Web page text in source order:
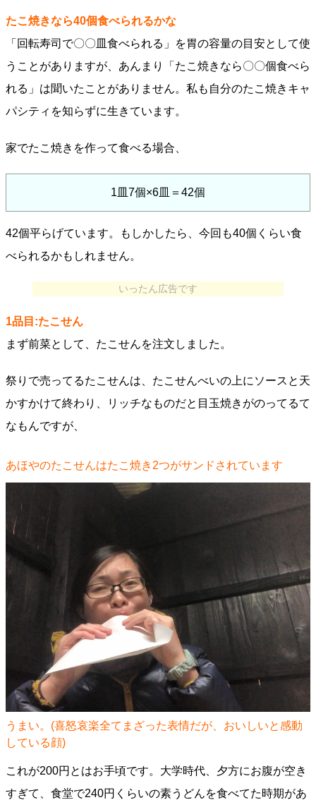
たこ焼きなら40個食べられるかな
「回転寿司で〇〇皿食べられる」を胃の容量の目安として使
うことがありますが、あんまり「たこ焼きなら〇〇個食べら
れる」は聞いたことがありません。私も自分のたこ焼きキャ
パシティを知らずに生きています。
家でたこ焼きを作って食べる場合、
1皿7個×6皿＝42個
42個平らげています。もしかしたら、今回も40個くらい食
べられるかもしれません。
いったん広告です
1品目:たこせん
まず前菜として、たこせんを注文しました。
祭りで売ってるたこせんは、たこせんべいの上にソースと天
かすかけて終わり、リッチなものだと目玉焼きがのってるて
なもんですが、
あほやのたこせんはたこ焼き2つがサンドされています
うまい。(喜怒哀楽全てまざった表情だが、おいしいと感動
している顔)
これが200円とはお手頃です。大学時代、夕方にお腹が空き
すぎて、食堂で240円くらいの素うどんを食べてた時期があ